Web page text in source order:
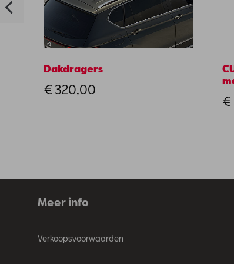
Dakdragers
€ 320,00
€
Meer info
Verkoopsvoorwaarden